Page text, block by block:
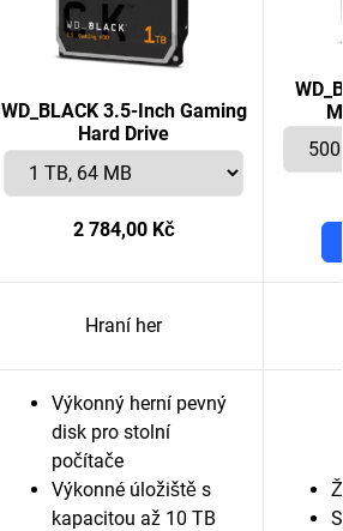
WD_BLACK 3.5-Inch Gaming
Hard Drive
2 784,00 Kč
Hraní her
Výkonný herní pevný
disk pro stolní
počítače
Výkonné úložiště s
kapacitou až 10 TB